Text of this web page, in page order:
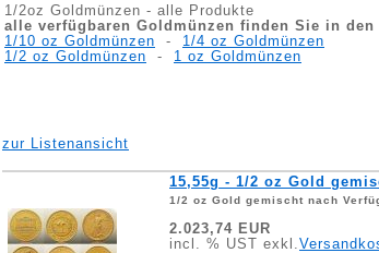
1/2oz Goldmünzen - alle Produkte
alle verfügbaren Goldmünzen finden Sie in den
1/10 oz Goldmünzen - 1/4 oz Goldmünzen
1/2 oz Goldmünzen - 1 oz Goldmünzen
zur Listenansicht
15,55g - 1/2 oz Gold
1/2 oz Gold gemischt nach
2.023,74 EUR
incl. % UST exkl.